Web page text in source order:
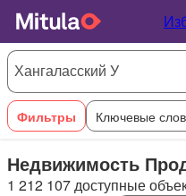
Фильтры Ключевые
Недвижимость
1 212 107 доступные